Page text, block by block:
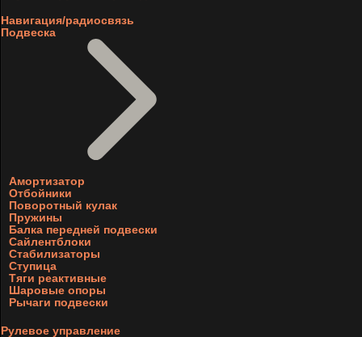
Навигация/радиосвязь
Подвеска
Амортизатор
Отбойники
Поворотный кулак
Пружины
Балка передней подвески
Сайлентблоки
Стабилизаторы
Ступица
Тяги реактивные
Шаровые опоры
Рычаги подвески
Рулевое управление